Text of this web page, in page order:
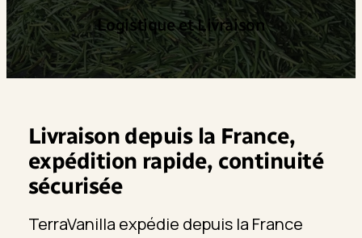
Logistique et Livraison
Livraison depuis la France,
expédition rapide, continuité
sécurisée
TerraVanilla expédie depuis la France